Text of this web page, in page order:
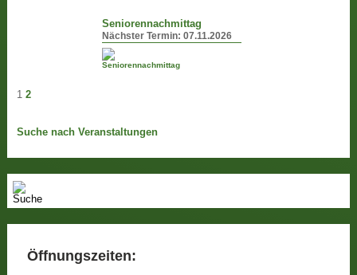
Seniorennachmittag
Nächster Termin:07.11.2026
1 2
Suche nach Veranstaltungen
Öffnungszeiten: